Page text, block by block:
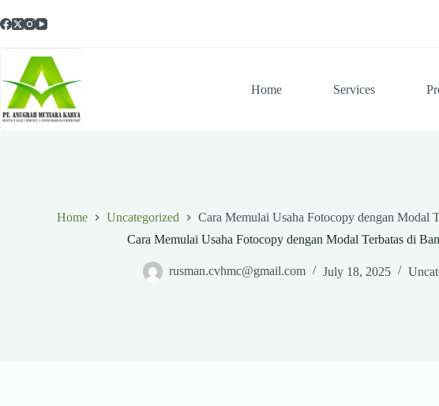
to
content
Home Services
Home Uncategorized
Cara Memulai Usaha Fotocopy dengan Modal
Cara Memulai Usaha Fotocopy dengan Modal Terbatas di
rusman.cvhmc@gmail.com July 18, 2025